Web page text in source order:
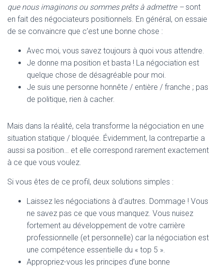
que nous imaginons ou sommes prêts à admettre –sont
en fait des négociateurs positionnels. En général, on essaie
de se convaincre que c’est une bonne chose :
Avec moi, vous savez toujours à quoi vous attendre.
Je donne ma position et basta ! La négociation est
quelque chose de désagréable pour moi.
Je suis une personne honnête / entière / franche ; pas
de politique, rien à cacher.
Mais dans la réalité, cela transforme la négociation en une
situation statique / bloquée. Évidemment, la contrepartie a
aussi sa position… et elle correspond rarement exactement
à ce que vous voulez.
Si vous êtes de ce profil, deux solutions simples :
Laissez les négociations à d’autres. Dommage ! Vous
ne savez pas ce que vous manquez. Vous nuisez
fortement au développement de votre carrière
professionnelle (et personnelle) car la négociation est
une compétence essentielle du « top 5 ».
Appropriez-vous les principes d’une bonne